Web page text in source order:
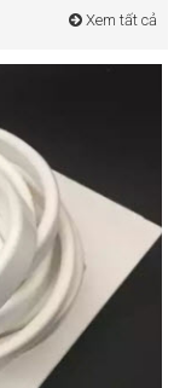
Xem tất cả